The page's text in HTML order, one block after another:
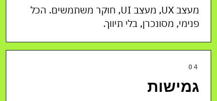
מעצב UX, מעצב UI, חוקר משתמשים. הכל
פנימי, מסונכרן, בלי תיווך.
04
גמישות